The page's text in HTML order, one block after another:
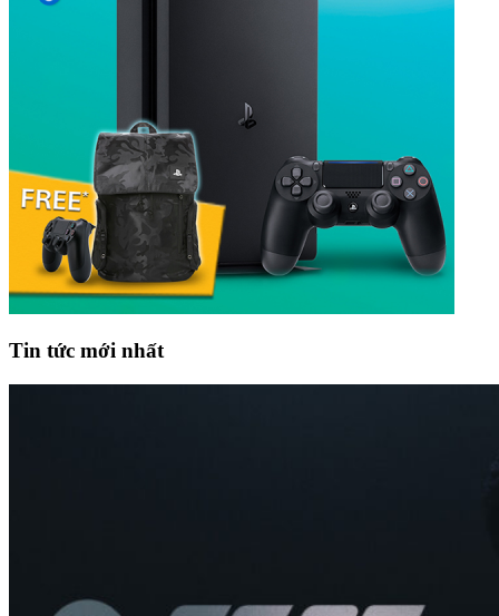
Tin tức mới nhất